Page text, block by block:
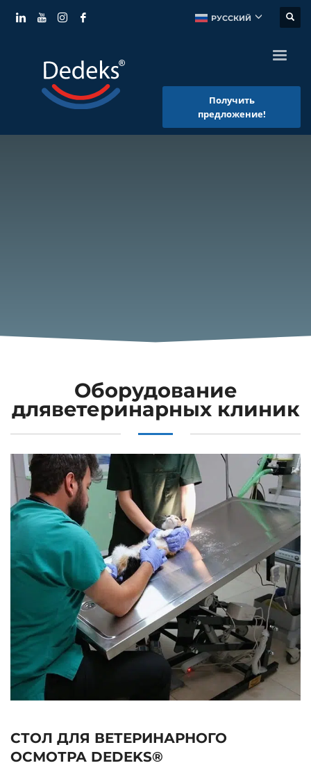
РУССКИЙ
Получить
предложение!
Оборудование
дляветеринарных клиник
СТОЛ ДЛЯ ВЕТЕРИНАРНОГО
ОСМОТРА DEDEKS®